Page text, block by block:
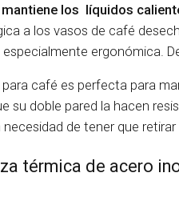
los líquidos
a los vasos de café
ergonómica.
café es perfecta para
su doble pared la hacen
de tener que
térmica de acero